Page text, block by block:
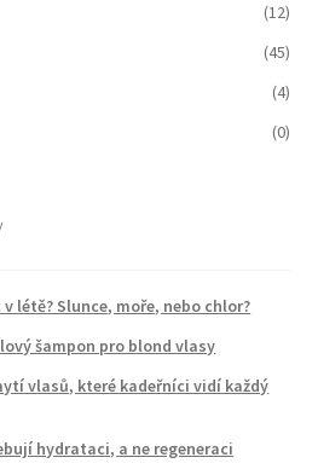
(12)
(45)
(4)
(0)
létě? Slunce, moře, nebo chlor?
šampon pro blond vlasy
vlasů, které kadeřníci vidí každý
hydrataci, a ne regeneraci